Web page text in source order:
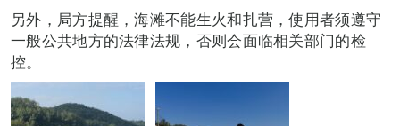
另外，局方提醒，海滩不能生火和扎营，使用者须遵守
一般公共地方的法律法规，否则会面临相关部门的检
控。